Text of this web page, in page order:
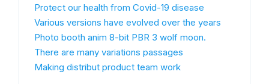
Protect our health from Covid-19 disease
Various versions have evolved over the years
Photo booth anim 8-bit PBR 3 wolf moon.
There are many variations passages
Making distribut product team work